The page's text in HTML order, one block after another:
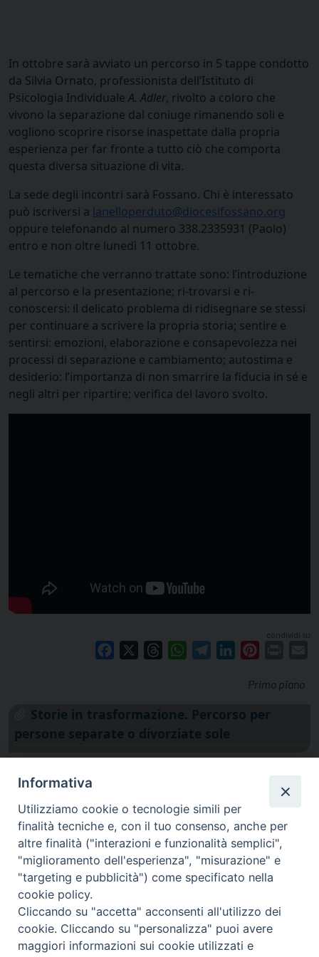
In ottobre sarà avviato un percorso in 5 tappe condotto
da Silvia Ornato, professionista dell’Istituto di
Psicologia Individuale A. Adler, rivolto a coloro che
vivono la separazione dal coniuge rimanendo soli e
vogliono scoprire risorse inaspettate dalla propria
esperienza per far fronte a tutto ciò che comporta
questa diversa situazione di vita.
La sede degli incontri sarà Fossano. Chi è interessato
può iscriversi a lanelloperduto@diocesifossano.org
oppure telefonando al numero 338.2335931 (Paolo)
entro e non oltre lunedì 11 ottobre.
Le tematiche che verranno trattate sono: l’introduzione
al percorso e la presentazione; ri-trovarsi e ri-
conoscersi: il delicato problema di ridisegnare se stessi
per continuare a scrivere la propria storia; sentire e
sentirsi: emozioni, elaborazione e consapevolezza nei
processi di separazione e cambiamento; autostima e
desiderio: l’importanza di non smarrire la fiducia in sé e
negli altri per ripartire; verifica del lavoro svolto.
condividi su
Facebook ThreadsWhatsAppTelegramLinkedIn
Primo piano
Storie in trasformazione. Percorso per
persone separate o divorziate sole
via Amedeo Rossi, 28 - 12100 Cuneo
segreteriagenerale@diocesicuneofossano.it
Informativa
Utilizziamo cookie o tecnologie simili per
finalità tecniche e, con il tuo consenso, anche per
altre finalità ("interazioni e funzionalità semplici",
"miglioramento dell'esperienza", "misurazione" e
"targeting e pubblicità") come specificato nella
cookie policy.
Cliccando su "accetta" acconsenti all'utilizzo dei
cookie. Cliccando su "personalizza" puoi avere
maggiori informazioni sui cookie utilizzati e